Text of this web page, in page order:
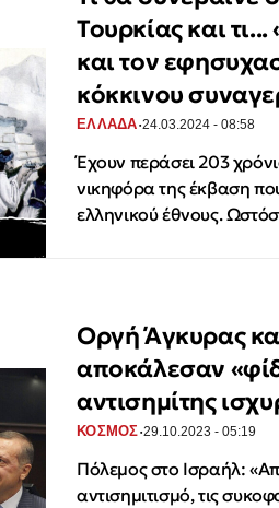
Τουρκίας και
και τον
κόκκινου
ΕΛΛΑΔΑ·24.03.2024 - 08:58
Έχουν περάσει 203
νικηφόρα της έκβαση
ελληνικού έθνους.
Οργή Άγκυρας
αποκάλεσαν
αντισημίτης
ΚΟΣΜΟΣ·29.10.2023 - 05:19
Πόλεμος στο Ισραήλ:
αντισημιτισμό, τις